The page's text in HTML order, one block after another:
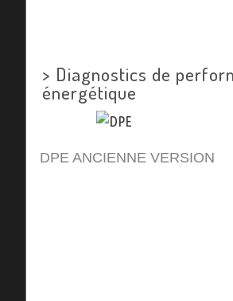
> Diagnostics de
énergétique
DPE ANCIENNE VERSION